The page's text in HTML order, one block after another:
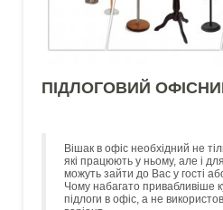
ПІДЛОГОВИЙ
Вішак в офіс необхідний не
які працюють у ньому, але і для
можуть зайти до Вас у гості
Чому набагато привабливіше
підлоги в офіс, а не